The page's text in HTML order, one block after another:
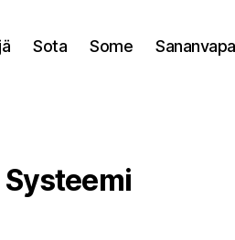
Sota Some
Systeemi